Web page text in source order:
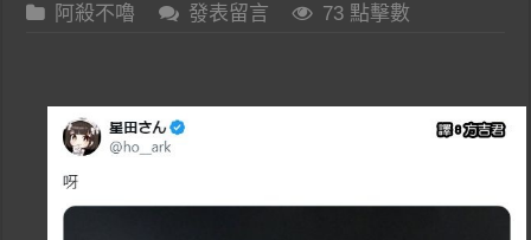
阿殺不嚕
發表留言 73 點擊數